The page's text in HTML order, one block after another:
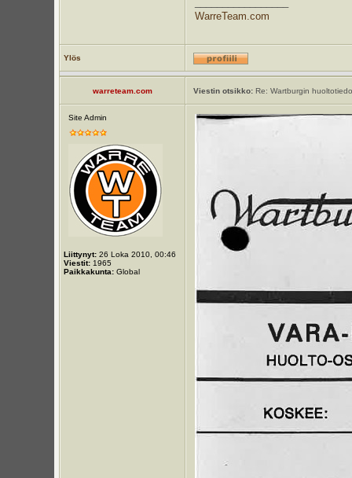
WarreTeam.com
Ylös
warreteam.com Viestin otsikko:Re: Wartburgin
Site Admin
Liittynyt:26 Loka 2010, 00:46
Viestit:1965
Paikkakunta:Global